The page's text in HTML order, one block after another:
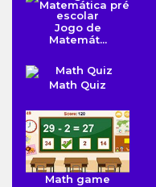
Jogo de
Matemát...
Math Quiz
Math game